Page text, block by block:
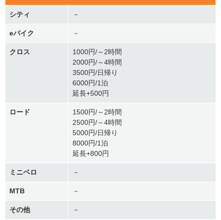
シティ －
eバイク －
クロス
1000円/～2時間
2000円/～4時間
3500円/日帰り
6000円/1泊
延長+500円
ロード
1500円/～2時間
2500円/～4時間
5000円/日帰り
8000円/1泊
延長+800円
ミニベロ －
MTB －
その他 －